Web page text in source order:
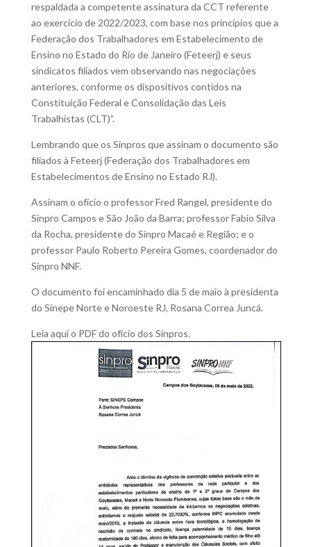
respaldada a competente assinatura da CCT referente
ao exercício de 2022/2023, com base nos princípios que a
Federação dos Trabalhadores em Estabelecimento de
Ensino no Estado do Rio de Janeiro (Feteerj) e seus
sindicatos filiados vem observando nas negociações
anteriores, conforme os dispositivos contidos na
Constituição Federal e Consolidação das Leis
Trabalhistas (CLT)”.
Lembrando que os Sinpros que assinam o documento são
filiados à Feteerj (Federação dos Trabalhadores em
Estabelecimentos de Ensino no Estado RJ).
Assinam o ofício o professor Fred Rangel, presidente do
Sinpro Campos e São João da Barra; professor Fabio Silva
da Rocha, presidente do Sinpro Macaé e Região; e o
professor Paulo Roberto Pereira Gomes, coordenador do
Sinpro NNF.
O documento foi encaminhado dia 5 de maio à presidenta
do Sinepe Norte e Noroeste RJ, Rosana Correa Juncá.
Leia aqui o PDF do ofício dos Sinpros.